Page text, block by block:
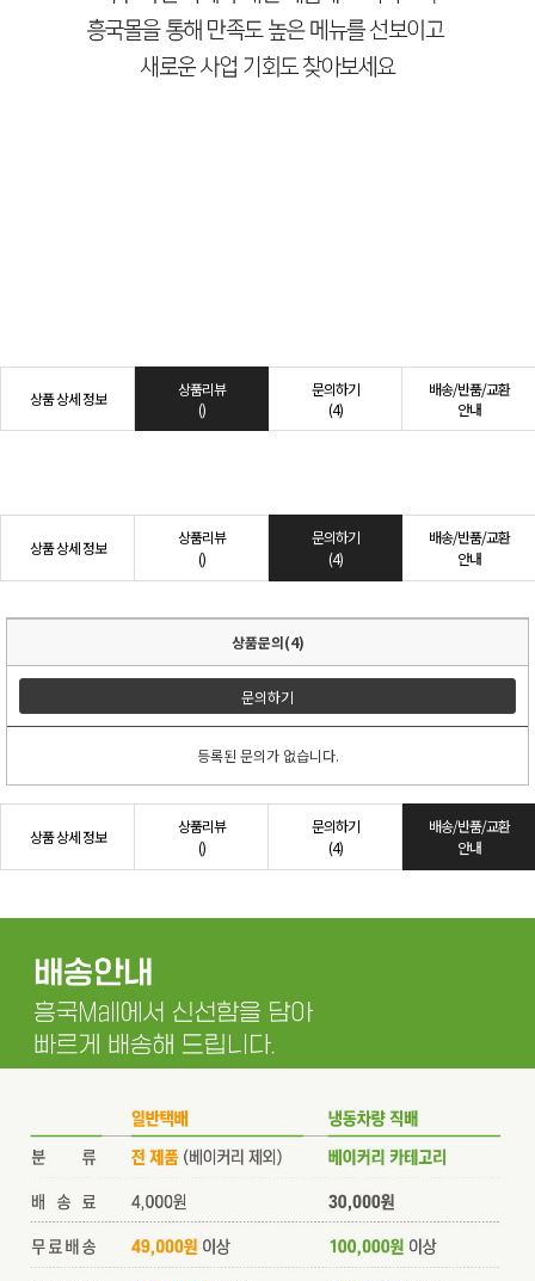
상품 상세 정보
상품리뷰
()
문의하기
(4)
배송/반품/교환
안내
상품 상세 정보
상품리뷰
()
문의하기
(4)
배송/반품/교환
안내
상품문의(4)
문의하기
등록된 문의가 없습니다.
상품 상세 정보
상품리뷰
()
문의하기
(4)
배송/반품/교환
안내